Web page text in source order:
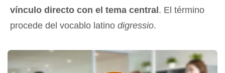
vínculo directo con el tema central . El término
procede del vocablo latino digressio.